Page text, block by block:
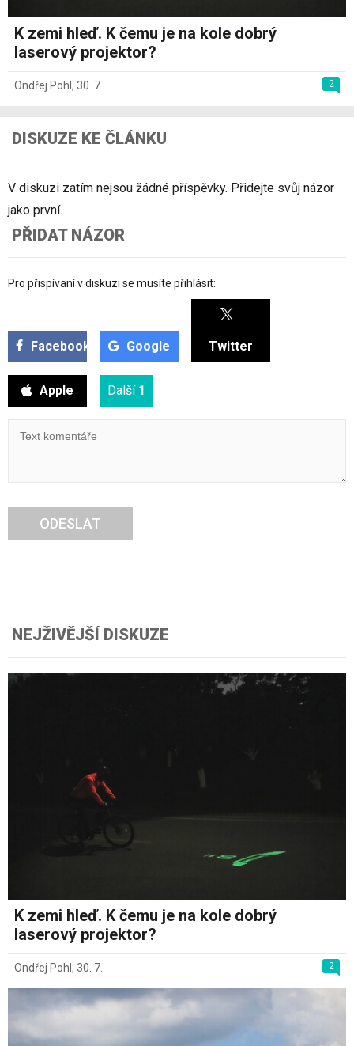
K zemi hleď. K čemu je na kole dobrý
laserový projektor?
2
Ondřej Pohl , 30. 7.
DISKUZE KE ČLÁNKU
V diskuzi zatím nejsou žádné příspěvky. Přidejte svůj názor
jako první.
PŘIDAT NÁZOR
Pro přispívaní v diskuzi se musíte přihlásit:
Facebook Google Twitter
Apple Další 1
ODESLAT
NEJŽIVĚJŠÍ DISKUZE
K zemi hleď. K čemu je na kole dobrý
laserový projektor?
2
Ondřej Pohl , 30. 7.